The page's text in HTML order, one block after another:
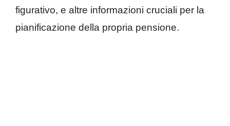
figurativo, e altre informazioni cruciali per la
pianificazione della propria pensione.